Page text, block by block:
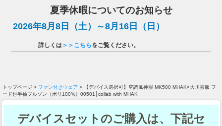
夏季休暇についてのお知らせ
2026年8月8日（土）～8月16日（日）
詳しくは ＞＞こちらをご覧ください。
トップページ > ファン付きウェア > 【デバイス選択可】空調風神服 MK500 MHAK×大川被服 フ
ード付半袖ブルゾン（ポリ100%）00501│collab with MHAK
デバイスセットのご購入は、下記セ